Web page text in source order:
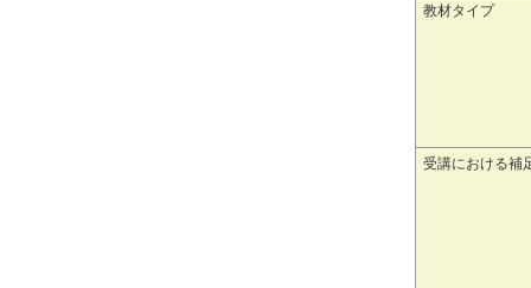
教材タイプ
受講における補